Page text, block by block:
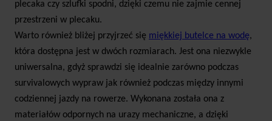
plecaka czy szlufki spodni, dzięki czemu nie zajmie cennej
przestrzeni w plecaku.
Warto również bliżej przyjrzeć się miękkiej butelce na wodę,
która dostępna jest w dwóch rozmiarach. Jest ona niezwykle
uniwersalna, gdyż sprawdzi się idealnie zarówno podczas
survivalowych wypraw jak również podczas między innymi
codziennej jazdy na rowerze. Wykonana została ona z
materiałów odpornych na urazy mechaniczne, a dzięki